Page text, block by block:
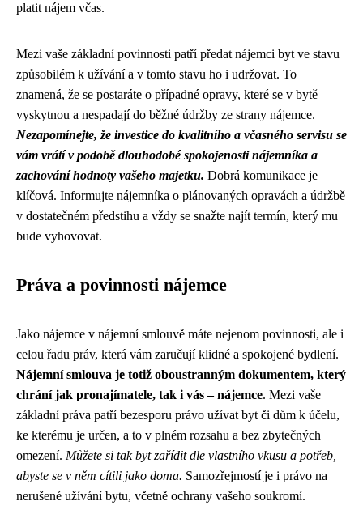
platit nájem včas.
Mezi vaše základní povinnosti patří předat nájemci byt ve stavu
způsobilém k užívání a v tomto stavu ho i udržovat. To
znamená, že se postaráte o případné opravy, které se v bytě
vyskytnou a nespadají do běžné údržby ze strany nájemce.
Nezapomínejte, že investice do kvalitního a včasného servisu se
vám vrátí v podobě dlouhodobé spokojenosti nájemníka a
zachování hodnoty vašeho majetku. Dobrá komunikace je
klíčová. Informujte nájemníka o plánovaných opravách a údržbě
v dostatečném předstihu a vždy se snažte najít termín, který mu
bude vyhovovat.
Práva a povinnosti nájemce
Jako nájemce v nájemní smlouvě máte nejenom povinnosti, ale i
celou řadu práv, která vám zaručují klidné a spokojené bydlení.
Nájemní smlouva je totiž oboustranným dokumentem, který
chrání jak pronajímatele, tak i vás – nájemce. Mezi vaše
základní práva patří bezesporu právo užívat byt či dům k účelu,
ke kterému je určen, a to v plném rozsahu a bez zbytečných
omezení. Můžete si tak byt zařídit dle vlastního vkusu a potřeb,
abyste se v něm cítili jako doma. Samozřejmostí je i právo na
nerušené užívání bytu, včetně ochrany vašeho soukromí.